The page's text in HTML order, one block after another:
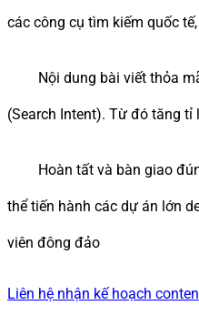
các công cụ tìm kiếm quốc
Nội dung bài viết thỏa
(Search Intent). Từ đó tăng tỉ
Hoàn tất và bàn giao
thể tiến hành các dự án lớn
viên đông đảo
Liên hệ nhận kế hoạch